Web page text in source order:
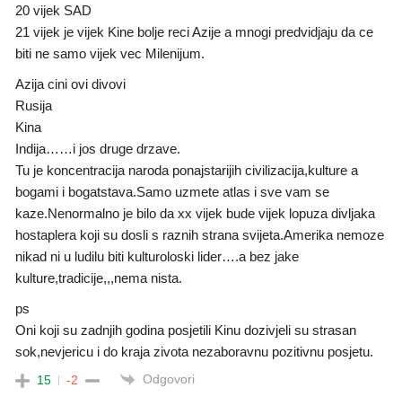
20 vijek SAD
21 vijek je vijek Kine bolje reci Azije a mnogi predvidjaju da ce
biti ne samo vijek vec Milenijum.
Azija cini ovi divovi
Rusija
Kina
Indija……i jos druge drzave.
Tu je koncentracija naroda ponajstarijih civilizacija,kulture a
bogami i bogatstava.Samo uzmete atlas i sve vam se
kaze.Nenormalno je bilo da xx vijek bude vijek lopuza divljaka
hostaplera koji su dosli s raznih strana svijeta.Amerika nemoze
nikad ni u ludilu biti kulturoloski lider….a bez jake
kulture,tradicije,,,nema nista.
ps
Oni koji su zadnjih godina posjetili Kinu dozivjeli su strasan
sok,nevjericu i do kraja zivota nezaboravnu pozitivnu posjetu.
15 -2 Odgovori